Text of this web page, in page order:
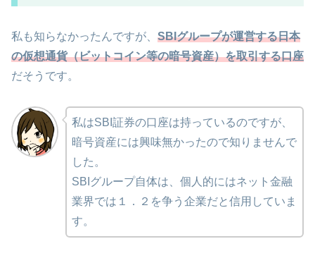
私も知らなかったんですが、 SBIグループが運営する日本
の仮想通貨（ビットコイン等の暗号資産）を取引する口座
だそうです。
私はSBI証券の口座は持っているのですが、
暗号資産には興味無かったので知りませんで
した。
SBIグループ自体は、個人的にはネット金融
業界では１．２を争う企業だと信用していま
す。